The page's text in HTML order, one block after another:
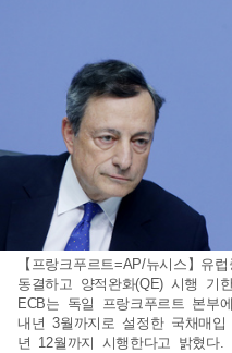
【프랑크푸르트=AP/뉴시스】유
동결하고 양적완화(QE) 시행 기
ECB는 독일 프랑크푸르트 본부
내년 3월까지로 설정한 국채매
년 12월까지 시행한다고 밝혔